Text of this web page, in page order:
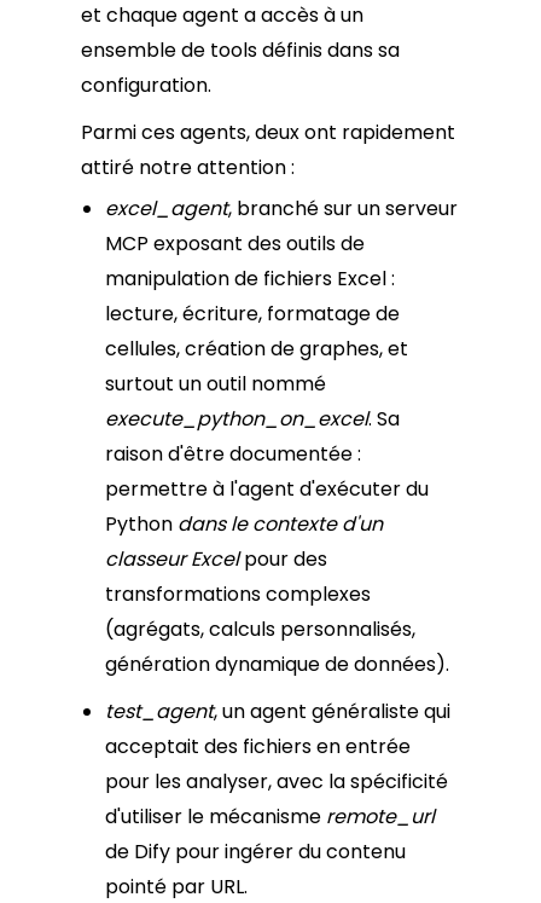
et chaque agent a accès à un
ensemble de tools définis dans sa
configuration.
Parmi ces agents, deux ont rapidement
attiré notre attention :
excel_agent, branché sur un serveur
MCP exposant des outils de
manipulation de fichiers Excel :
lecture, écriture, formatage de
cellules, création de graphes, et
surtout un outil nommé
execute_python_on_excel. Sa
raison d'être documentée :
permettre à l'agent d'exécuter du
Python dans le contexte d'un
classeur Excelpour des
transformations complexes
(agrégats, calculs personnalisés,
génération dynamique de données).
test_agent, un agent généraliste qui
acceptait des fichiers en entrée
pour les analyser, avec la spécificité
d'utiliser le mécanisme remote_url
de Dify pour ingérer du contenu
pointé par URL.